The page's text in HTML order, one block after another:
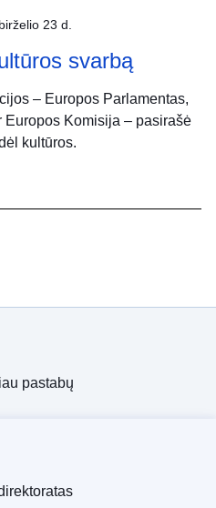
23 d.
svarbą
– Europos Parlamentas,
Europos Komisija – pasirašė
kultūros.
pastabų